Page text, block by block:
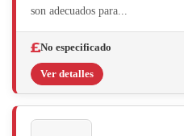
son adecuados para...
No especificado
Ver detalles